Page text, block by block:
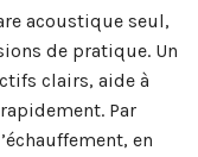
acoustique seul,
de pratique. Un
clairs, aide à
Par
en